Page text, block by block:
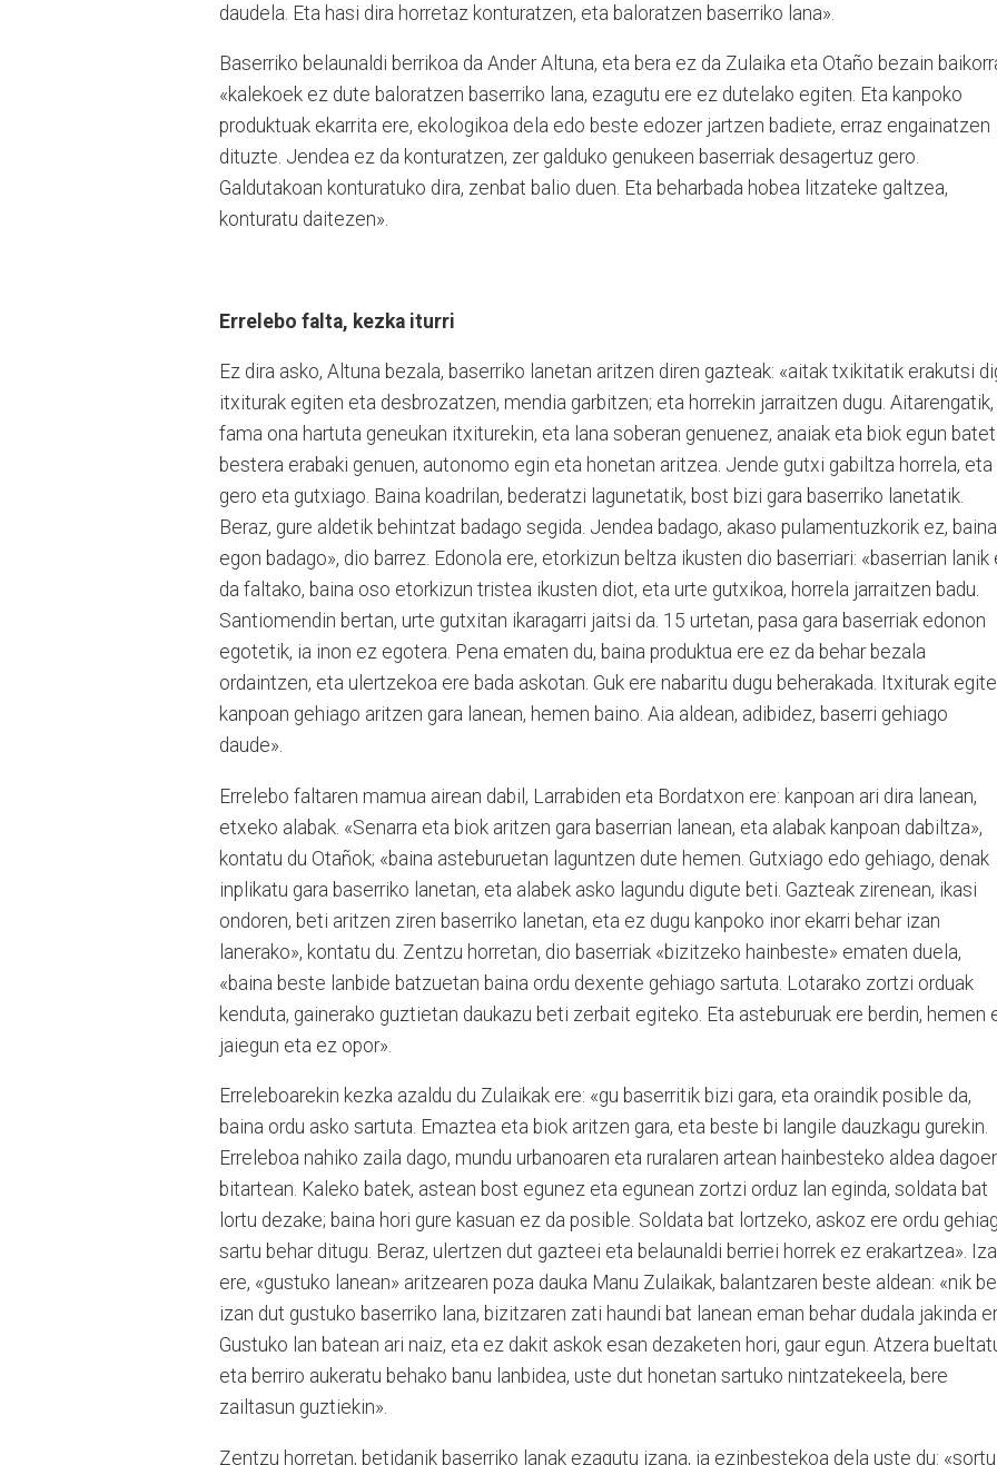
daudela. Eta hasi dira horretaz konturatzen, eta baloratzen baserriko lana».
Baserriko belaunaldi berrikoa da Ander Altuna, eta bera ez da Zulaika eta Otaño bezain
«kalekoek ez dute baloratzen baserriko lana, ezagutu ere ez dutelako egiten. Eta kanpoko
produktuak ekarrita ere, ekologikoa dela edo beste edozer jartzen badiete, erraz engainatzen
dituzte. Jendea ez da konturatzen, zer galduko genukeen baserriak desagertuz gero.
Galdutakoan konturatuko dira, zenbat balio duen. Eta beharbada hobea litzateke galtzea,
konturatu daitezen».
Errelebo falta, kezka iturri
Ez dira asko, Altuna bezala, baserriko lanetan aritzen diren gazteak: «aitak txikitatik erakutsi
itxiturak egiten eta desbrozatzen, mendia garbitzen; eta horrekin jarraitzen dugu. Aitarengatik,
fama ona hartuta geneukan itxiturekin, eta lana soberan genuenez, anaiak eta biok egun
bestera erabaki genuen, autonomo egin eta honetan aritzea. Jende gutxi gabiltza horrela, eta
gero eta gutxiago. Baina koadrilan, bederatzi lagunetatik, bost bizi gara baserriko lanetatik.
Beraz, gure aldetik behintzat badago segida. Jendea badago, akaso pulamentuzkorik ez, baina
egon badago», dio barrez. Edonola ere, etorkizun beltza ikusten dio baserriari: «baserrian lanik
da faltako, baina oso etorkizun tristea ikusten diot, eta urte gutxikoa, horrela jarraitzen badu.
Santiomendin bertan, urte gutxitan ikaragarri jaitsi da. 15 urtetan, pasa gara baserriak edonon
egotetik, ia inon ez egotera. Pena ematen du, baina produktua ere ez da behar bezala
ordaintzen, eta ulertzekoa ere bada askotan. Guk ere nabaritu dugu beherakada. Itxiturak
kanpoan gehiago aritzen gara lanean, hemen baino. Aia aldean, adibidez, baserri gehiago
daude».
Errelebo faltaren mamua airean dabil, Larrabiden eta Bordatxon ere: kanpoan ari dira lanean,
etxeko alabak. «Senarra eta biok aritzen gara baserrian lanean, eta alabak kanpoan dabiltza»,
kontatu du Otañok; «baina asteburuetan laguntzen dute hemen. Gutxiago edo gehiago, denak
inplikatu gara baserriko lanetan, eta alabek asko lagundu digute beti. Gazteak zirenean, ikasi
ondoren, beti aritzen ziren baserriko lanetan, eta ez dugu kanpoko inor ekarri behar izan
lanerako», kontatu du. Zentzu horretan, dio baserriak «bizitzeko hainbeste» ematen duela,
«baina beste lanbide batzuetan baina ordu dexente gehiago sartuta. Lotarako zortzi orduak
kenduta, gainerako guztietan daukazu beti zerbait egiteko. Eta asteburuak ere berdin, hemen
jaiegun eta ez opor».
Erreleboarekin kezka azaldu du Zulaikak ere: «gu baserritik bizi gara, eta oraindik posible da,
baina ordu asko sartuta. Emaztea eta biok aritzen gara, eta beste bi langile dauzkagu gurekin.
Erreleboa nahiko zaila dago, mundu urbanoaren eta ruralaren artean hainbesteko aldea
bitartean. Kaleko batek, astean bost egunez eta egunean zortzi orduz lan eginda, soldata bat
lortu dezake; baina hori gure kasuan ez da posible. Soldata bat lortzeko, askoz ere ordu
sartu behar ditugu. Beraz, ulertzen dut gazteei eta belaunaldi berriei horrek ez erakartzea».
ere, «gustuko lanean» aritzearen poza dauka Manu Zulaikak, balantzaren beste aldean: «nik
izan dut gustuko baserriko lana, bizitzaren zati haundi bat lanean eman behar dudala jakinda
Gustuko lan batean ari naiz, eta ez dakit askok esan dezaketen hori, gaur egun. Atzera
eta berriro aukeratu behako banu lanbidea, uste dut honetan sartuko nintzatekeela, bere
zailtasun guztiekin».
Zentzu horretan, betidanik baserriko lanak ezagutu izana, ia ezinbestekoa dela uste du: «sortu